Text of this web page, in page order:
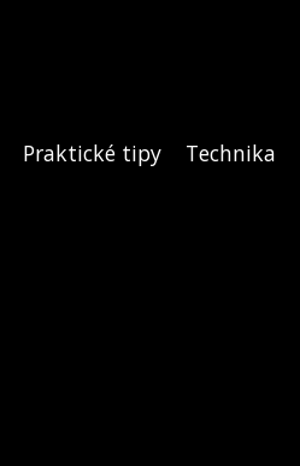
Praktické tipy Technika